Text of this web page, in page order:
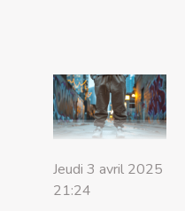
Jeudi 3 avril 2025
21:24